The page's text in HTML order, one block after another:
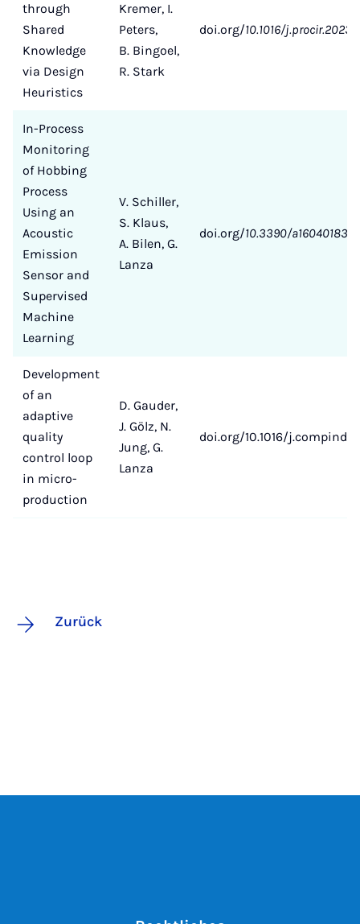
through
Shared
Knowledge
via Design
Heuristics
Kremer, I.
Peters,
B. Bingoel,
R. Stark
doi.org/10.1016/
In-Process
Monitoring
of Hobbing
Process
Using an
Acoustic
Emission
Sensor and
Supervised
Machine
Learning
V. Schiller,
S. Klaus,
A. Bilen, G.
Lanza
doi.org/10.3390/a16040183
Development
of an
adaptive
quality
control loop
in micro-
production
D. Gauder,
J. Gölz, N.
Jung, G.
Lanza
doi.org/10.1016/
Zurück